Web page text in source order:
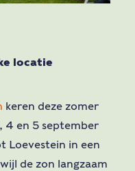
locatie
keren deze zomer
4 en 5 september
Loevestein in een
de zon langzaam